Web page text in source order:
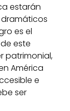
estarán
es el
este
patrimonial,
América
e
ser